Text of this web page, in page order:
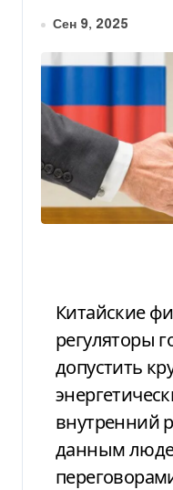
Сен 9, 2025
Китайские финансовые
регуляторы
допустить
внутренний
данным